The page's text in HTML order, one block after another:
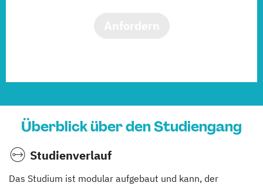
Überblick über den Studiengang
Studienverlauf
Das Studium ist modular aufgebaut und kann, der